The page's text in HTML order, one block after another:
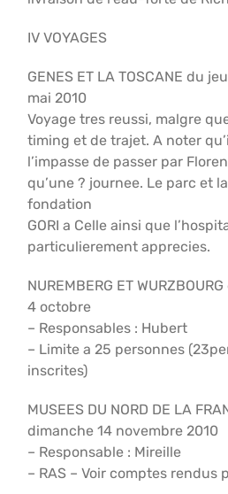
IV VOYAGES
GENES ET LA TOSCANE du
mai 2010
Voyage tres reussi, malgre
timing et de trajet. A noter
l’impasse de passer par
qu’une ? journee. Le parc et
fondation
GORI a Celle ainsi que
particulierement apprecies.
NUREMBERG ET
4 octobre
– Responsables : Hubert
– Limite a 25 personnes
inscrites)
MUSEES DU NORD DE LA
dimanche 14 novembre 2010
– Responsable : Mireille
– RAS – Voir comptes rendus